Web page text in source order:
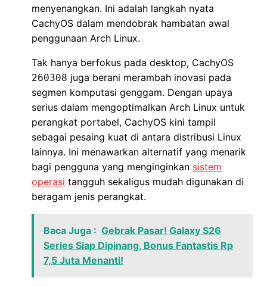
menyenangkan. Ini adalah langkah nyata
CachyOS dalam mendobrak hambatan awal
penggunaan Arch Linux.
Tak hanya berfokus pada desktop, CachyOS
260308 juga berani merambah inovasi pada
segmen komputasi genggam. Dengan upaya
serius dalam mengoptimalkan Arch Linux untuk
perangkat portabel, CachyOS kini tampil
sebagai pesaing kuat di antara distribusi Linux
lainnya. Ini menawarkan alternatif yang menarik
bagi pengguna yang menginginkan sistem
operasi tangguh sekaligus mudah digunakan di
beragam jenis perangkat.
Baca Juga : Gebrak Pasar! Galaxy S26
Series Siap Dipinang, Bonus Fantastis Rp
7,5 Juta Menanti!